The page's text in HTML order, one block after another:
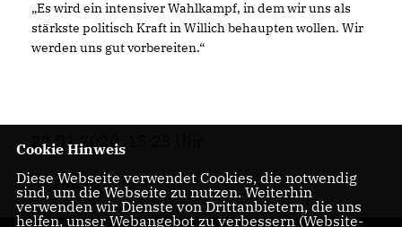
Es wird ein intensiver Wahlkampf, in dem wir uns als
stärkste politisch Kraft in Willich behaupten wollen. Wir
werden uns gut vorbereiten.“
22.01.2020, 15:23 Uhr
PARTEI
Cookie Hinweis
Diese Webseite verwendet Cookies, die notwendig
sind, um die Webseite zu nutzen. Weiterhin
verwenden wir Dienste von Drittanbietern, die uns
helfen, unser Webangebot zu verbessern (Website-